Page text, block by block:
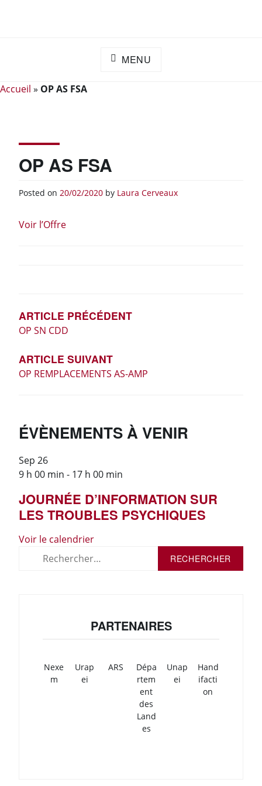
MENU
Accueil » OP AS FSA
OP AS FSA
Posted on 20/02/2020 by Laura Cerveaux
Voir l’Offre
L’ARTICLE
ARTICLE PRÉCÉDENT
OP SN CDD
ARTICLE SUIVANT
OP REMPLACEMENTS AS-AMP
ÉVÈNEMENTS À VENIR
Sep 26
9 h 00 min - 17 h 00 min
JOURNÉE D’INFORMATION SUR
LES TROUBLES PSYCHIQUES
Voir le calendrier
Rechercher :
PARTENAIRES
Nexe
m
Urap
ei
ARS
Dépa
rtem
ent
des
Land
es
Unap
ei
Hand
ifacti
on